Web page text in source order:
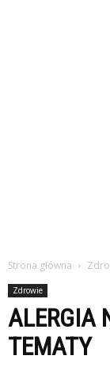
Strona główna
Zdrowie
ALERGIA
TEMATY